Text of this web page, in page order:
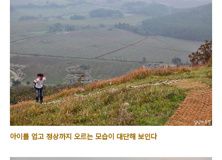
아이를 업고 정상까지 오르는 모습이 대단해 보인다